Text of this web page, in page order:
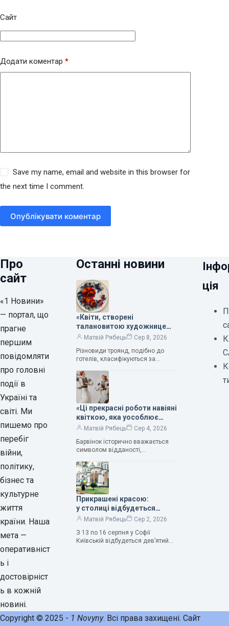
Сайт
Додати коментар *
Save my name, email and website in this browser for
the next time I comment.
Опублікувати коментар
Про
сайт
«1 Новини»
— портал, що
прагне
першим
повідомляти
про головні
події в
Україні та
світі. Ми
пишемо про
перебіг
війни,
політику,
бізнес та
культурне
життя
країни. Наша
мета —
оперативніст
ь і
достовірніст
ь в кожній
новині.
Останні новини
«Квіти, створені
талановитою художницею
Валентиною Трегубовою,
— колекціонерка Людмила
Карпінська-Романюк
Матвій Рябець
Сер 8, 2026
Різновиди троянд, подібно до
готелів, класифікуються за
класифікації квітів їх лише чотири.
Критерії оцінки включають
розмір…
«Ці прекрасні роботи навіяні
квіткою, яка уособлює
нескінченне кохання», —
Людмила Карпінська-
Романюк
Матвій Рябець
Сер 4, 2026
Барвінок історично вважається
символом відданості,
та тривалого подружнього союзу.
Саме тому ця рослина надихала і
продовжує надихати митців на
Прикрашені красою:
у столиці відбудеться
дев’ятий фестиваль
Матвій Рябець
Сер 2, 2026
З 13 по 16 серпня у Софії
Київській відбудеться дев’ятий
ція
Copyright © 2025 - 1 Novyny. Всі права захищені. Сайт